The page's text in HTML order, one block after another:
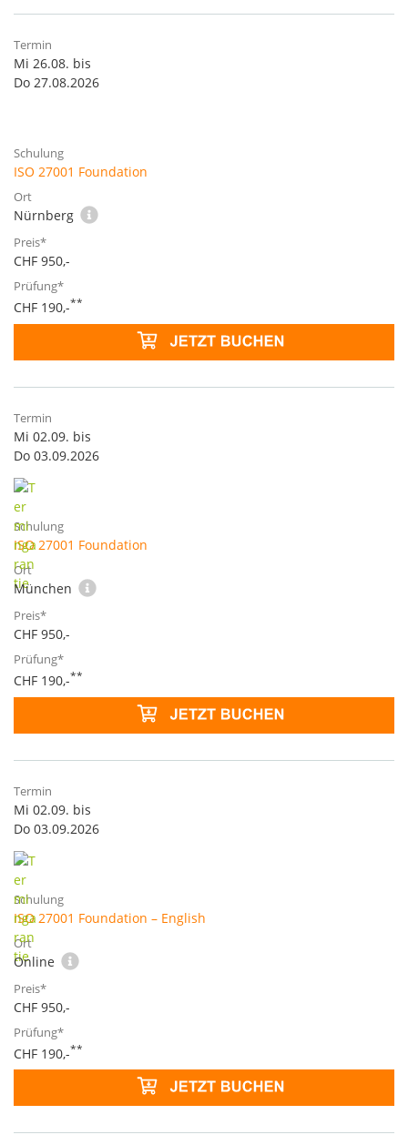
Mi 26.08. bis
Do 27.08.2026
ISO 27001 Foundation
Nürnberg
CHF 950,-
CHF 190,-**
Mi 02.09. bis
Do 03.09.2026
ISO 27001 Foundation
München
CHF 950,-
CHF 190,-**
Mi 02.09. bis
Do 03.09.2026
ISO 27001 Foundation – English
Online
CHF 950,-
CHF 190,-**